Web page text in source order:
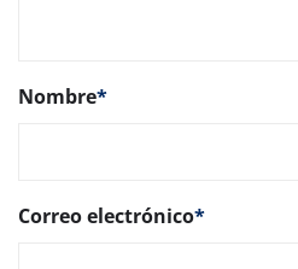
Nombre*
Correo electrónico*